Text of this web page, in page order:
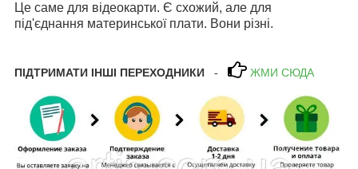
Це саме для відеокарти. Є схожий, але для
під'єднання материнської плати. Вони різні.
ПІДТРИМАТИ ІНШІ ПЕРЕХОДНИКИ - ЖМИ СЮДА